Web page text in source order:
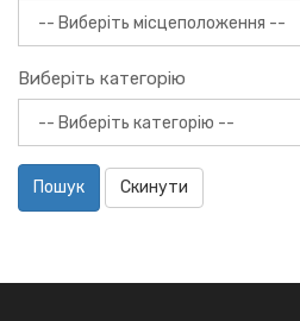
Виберіть категорію
Пошук Скинути